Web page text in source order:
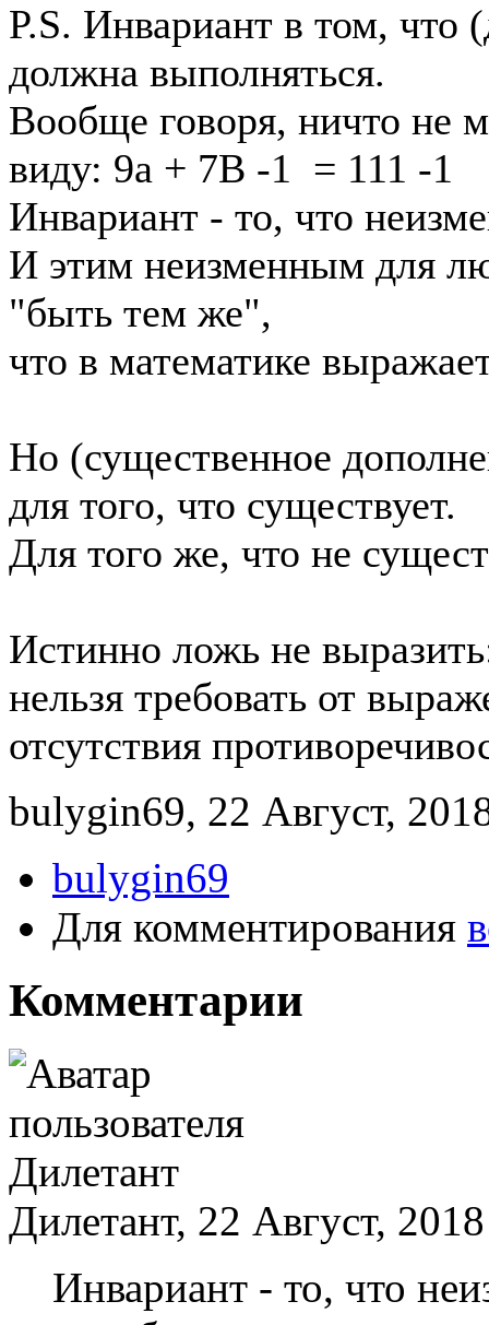
P.S. Инвариант в том, что
должна выполняться.
Вообще говоря, ничто не
виду: 9a + 7B -1 = 111 -1
Инвариант - то, что
И этим неизменным для
"быть тем же",
что в математике
Но (существенное
для того, что существует.
Для того же, что не
Истинно ложь не
нельзя требовать от
отсутствия
bulygin69, 22 Август,
bulygin69
Для комментирования
Комментарии
Дилетант, 22 Август,
Инвариант - то, что